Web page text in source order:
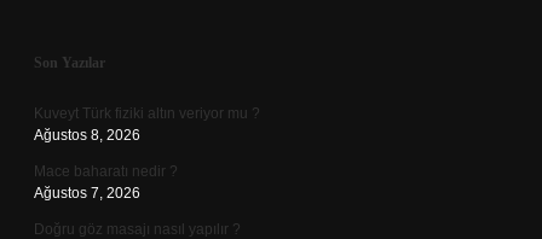
Sidebar
Son Yazılar
Kuveyt Türk fiziki altın veriyor mu ?
Ağustos 8, 2026
Mace baharatı nedir ?
Ağustos 7, 2026
Doğru göz masajı nasıl yapılır ?